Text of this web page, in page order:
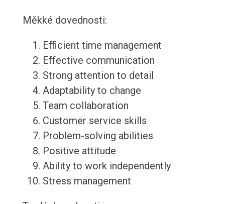
Měkké dovednosti:
Efficient time management
Effective communication
Strong attention to detail
Adaptability to change
Team collaboration
Customer service skills
Problem-solving abilities
Positive attitude
Ability to work independently
Stress management